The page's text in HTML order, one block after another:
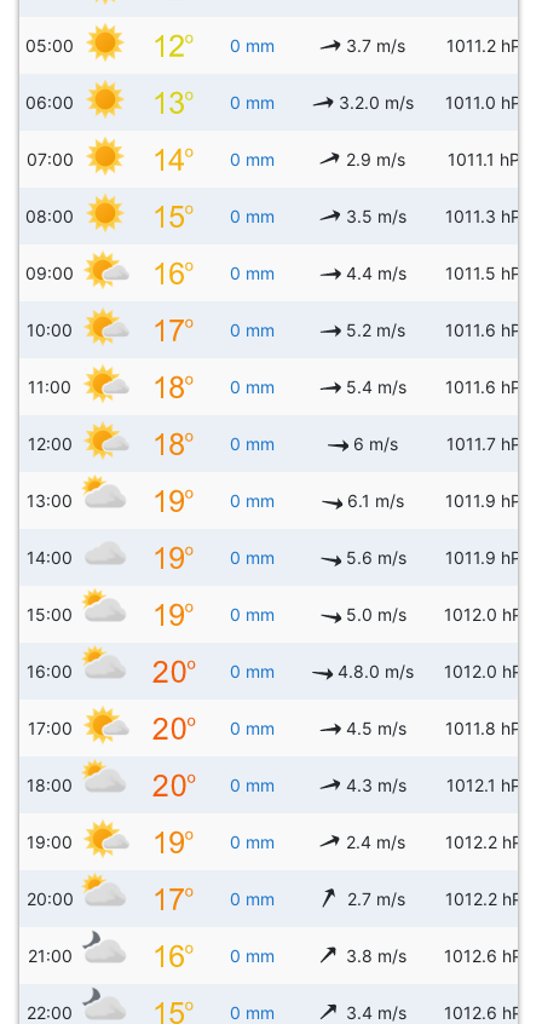
05:00 0 mm 3.7 m/s 1011.2 hPa
06:00 0 mm 3.2.0 m/s 1011.0 hPa
07:00 0 mm 2.9 m/s 1011.1 hPa
08:00 0 mm 3.5 m/s 1011.3 hPa
09:00 0 mm 4.4 m/s 1011.5 hPa
10:00 0 mm 5.2 m/s 1011.6 hPa
11:00 0 mm 5.4 m/s 1011.6 hPa
12:00 0 mm 6 m/s 1011.7 hPa
13:00 0 mm 6.1 m/s 1011.9 hPa
14:00 0 mm 5.6 m/s 1011.9 hPa
15:00 0 mm 5.0 m/s 1012.0 hPa
16:00 0 mm 4.8.0 m/s 1012.0 hPa
17:00 0 mm 4.5 m/s 1011.8 hPa
18:00 0 mm 4.3 m/s 1012.1 hPa
19:00 0 mm 2.4 m/s 1012.2 hPa
20:00 0 mm 2.7 m/s 1012.2 hPa
21:00 0 mm 3.8 m/s 1012.6 hPa
22:00 0 mm 3.4 m/s 1012.6 hPa